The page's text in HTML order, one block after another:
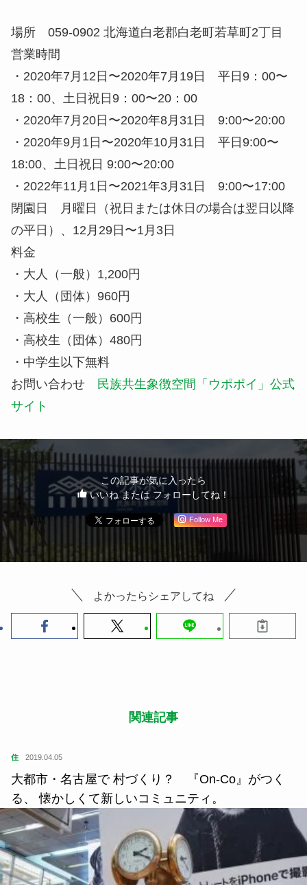
スのスープで煮る。
音楽や住居など固有の文化を築いてきたアイヌの
人々ですが、食文化のアイヌ料理もその1つです。
アイヌ料理の調理方法は、主に「煮る」「焼く」
「炊く」の3つで、当時は動物の肉や魚、雑穀類、
山菜などがよく使われていました。写真は「チェプ
オハウ」というアイヌ料理で、鮭と野菜を塩ベース
のスープで煮て味付けされたものになります。ウポ
ポイでは、このほかにもさまざまなアイヌ料理をエ
ントランス近くのフードコートやカフェで提供して
おり、めったに見かけることのないアイヌ料理が味
わえることで人気です。
民族共生象徴空間「ウポポイ」の施設情
報
営業時間
・2020年7月12日〜2020年7月19日 平日9：00〜
18：00、土日祝日9：00〜20：00
・2020年7月20日〜2020年8月31日 9:00〜20:00
・2020年9月1日〜2020年10月31日 平日9:00〜
18:00、土日祝日 9:00〜20:00
・2022年11月1日〜2021年3月31日 9:00〜17:00
の平日）、12月29日〜1月3日
・高校生（一般）600円
・中学生以下無料
お問い合わせ 民族共生象徴空間「ウポポイ」公式
サイト
この記事が気に入ったら